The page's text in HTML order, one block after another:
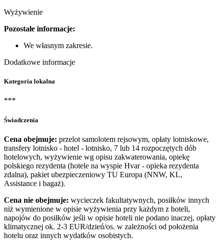
Wyżywienie
Pozostałe informacje:
We własnym zakresie.
Dodatkowe informacje
Kategoria lokalna
***
Świadczenia
Cena obejmuje: przelot samolotem rejsowym, opłaty lotniskowe,
transfery lotnisko - hotel - lotnisko, 7 lub 14 rozpoczętych dób
hotelowych, wyżywienie wg opisu zakwaterowania, opiekę
polskiego rezydenta (hotele na wyspie Hvar - opieka rezydenta
zdalna), pakiet ubezpieczeniowy TU Europa (NNW, KL,
Assistance i bagaż).
Cena nie obejmuje: wycieczek fakultatywnych, posiłków innych
niż wymienione w opisie wyżywienia przy każdym z hoteli,
napojów do posiłków jeśli w opisie hoteli nie podano inaczej, opłaty
klimatycznej ok. 2-3 EUR/dzień/os. w zależności od położenia
hotelu oraz innych wydatków osobistych.